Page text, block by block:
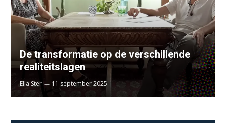
De transformatie op de verschillende
realiteitslagen
Ella Ster 11 september 2025